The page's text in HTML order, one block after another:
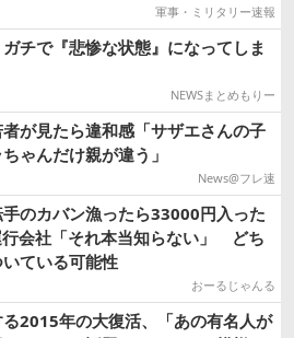
軍事・ミリタリー速報
ガチで『悲惨な状態』になってしま
NEWSまとめもりー
者が見たら違和感「サザエさんの子
ゃんだけ親が違う」
News@フレ速
手のカバン漁ったら33000円入った
会社「それ本当知らない」 どち
ている可能性
おーるじゃんる
2015年の大復活、「あの有名人が